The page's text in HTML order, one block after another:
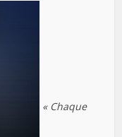
« Chaque